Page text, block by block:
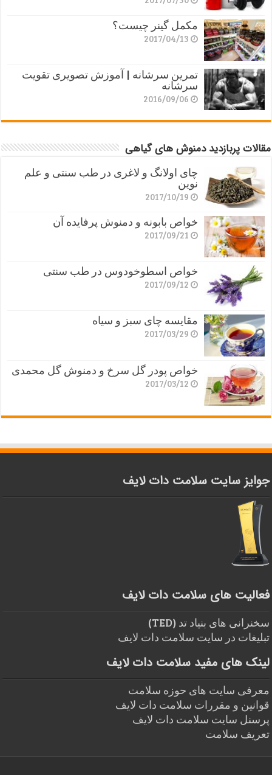
مکمل گینر چیست؟
2017/04/13
تمرین سرشانه | آموزش تصویری تقویت
سرشانه
2016/09/06
مقالات پربازدید دمنوش های گیاهی
چای اولانگ و لاغری در طب سنتی و علم
نوین
2017/10/19
خواص بابونه و دمنوش پرفایده آن
2017/09/21
خواص اسطوخودوس در طب سنتی
2017/09/12
مقایسه چای سبز و سیاه
2017/03/29
خواص پودر گل سرخ و دمنوش گل محمدی
2017/03/12
جوایز سایت سلامت دات لایف
فعالیت های سلامت دات لایف
سخنرانی های بنیاد تد (TED)
تبلیغات در سایت سلامت دات لایف
لینک های مفید سلامت دات لایف
معرفی سایت های حوزه سلامت
قوانین و مقررات سلامت دات لایف
پرسنل سایت سلامت دات لایف
تعریف سلامت